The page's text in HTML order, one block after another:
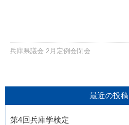
兵庫県議会 2月定例会閉会
最近の投稿
第4回兵庫学検定